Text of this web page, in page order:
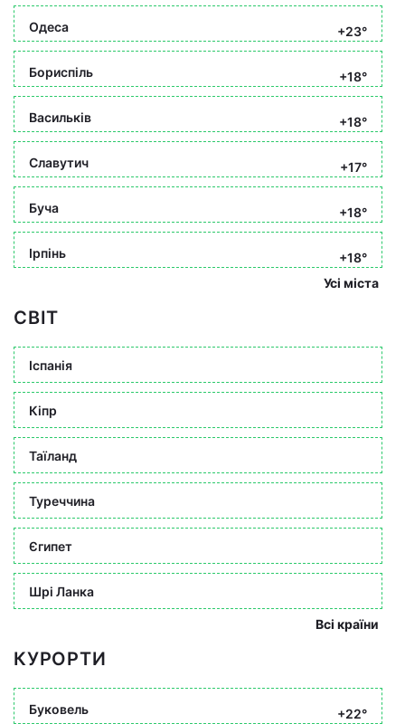
Одеса +23°
Бориспіль +18°
Васильків +18°
Славутич +17°
Буча +18°
Ірпінь
+18°
Усі міста
СВІТ
Іспанія
Кіпр
Таїланд
Туреччина
Єгипет
Шрі Ланка
Всі країни
КУРОРТИ
Буковель +22°